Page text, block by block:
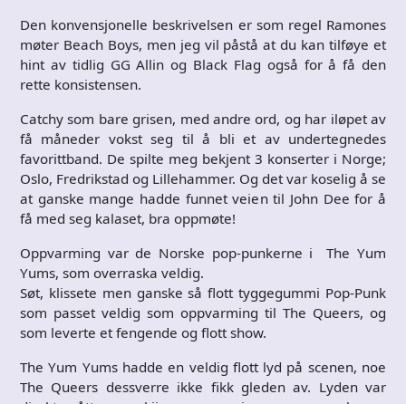
Den konvensjonelle beskrivelsen er som regel Ramones
møter Beach Boys, men jeg vil påstå at du kan tilføye et
hint av tidlig GG Allin og Black Flag også for å få den
rette konsistensen.
Catchy som bare grisen, med andre ord, og har iløpet av
få måneder vokst seg til å bli et av undertegnedes
favorittband. De spilte meg bekjent 3 konserter i Norge;
Oslo, Fredrikstad og Lillehammer. Og det var koselig å se
at ganske mange hadde funnet veien til John Dee for å
få med seg kalaset, bra oppmøte!
Oppvarming var de Norske pop-punkerne i The Yum
Yums, som overraska veldig.
Søt, klissete men ganske så flott tyggegummi Pop-Punk
som passet veldig som oppvarming til The Queers, og
som leverte et fengende og flott show.
The Yum Yums hadde en veldig flott lyd på scenen, noe
The Queers dessverre ikke fikk gleden av. Lyden var